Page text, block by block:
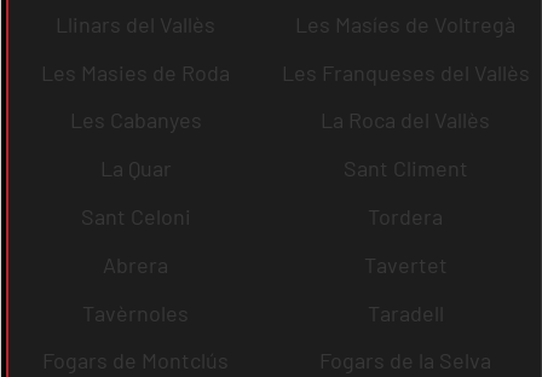
Llinars del Vallès
Les Masíes de Voltregà
Les Masies de Roda
Les Franqueses del Vallès
Les Cabanyes
La Roca del Vallès
La Quar
Sant Climent
Sant Celoni
Tordera
Abrera
Tavertet
Tavèrnoles
Taradell
Fogars de Montclús
Fogars de la Selva